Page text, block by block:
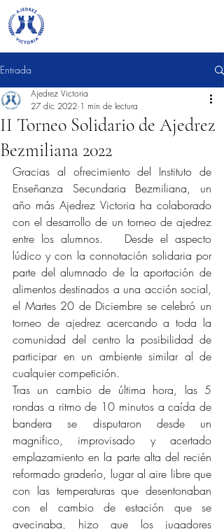
Entrada
II Torneo Solidario de Ajedrez
Bezmiliana 2022
Ajedrez Victoria
27 dic 2022 1 min de lectura
Gracias al ofrecimiento del Instituto de
Enseñanza Secundaria Bezmiliana, un
año más Ajedrez Victoria ha colaborado
con el desarrollo de un torneo de ajedrez
entre los alumnos.   Desde el aspecto
lúdico y con la connotación solidaria por
parte del alumnado de la aportación de
alimentos destinados a una acción social,
el Martes 20 de Diciembre se celebró un
torneo de ajedrez acercando a toda la
comunidad del centro la posibilidad de
participar en un ambiente similar al de
cualquier competición.
Tras un cambio de última hora, las 5
rondas a ritmo de 10 minutos a caída de
bandera se disputaron desde un
magnifico, improvisado y acertado
emplazamiento en la parte alta del recién
reformado graderío, lugar al aire libre que
con las temperaturas que desentonaban
con el cambio de estación que se
avecinaba, hizo que los jugadores